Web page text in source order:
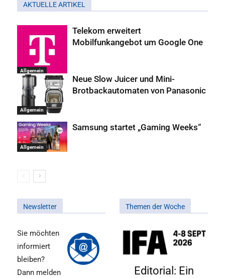
AKTUELLE ARTIKEL
Allgemein
Telekom erweitert
Mobilfunkangebot um Google One
Allgemein
Neue Slow Juicer und Mini-
Brotbackautomaten von Panasonic
Allgemein
Samsung startet „Gaming Weeks“
Newsletter
Sie möchten
informiert
bleiben?
Dann melden
Themen der Woche
Editorial: Ein